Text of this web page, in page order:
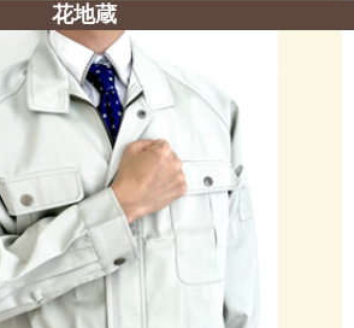
花地蔵